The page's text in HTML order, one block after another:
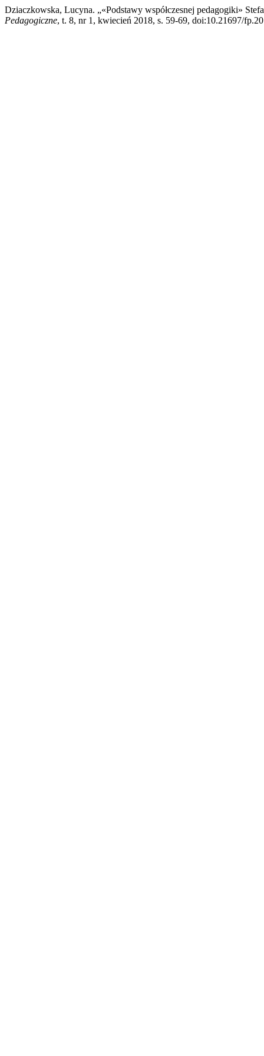
Dziaczkowska, Lucyna. „«Podstawy współczesnej pedagogiki»
Pedagogiczne, t. 8, nr 1, kwiecień 2018, s. 59-69, doi:10.21697/